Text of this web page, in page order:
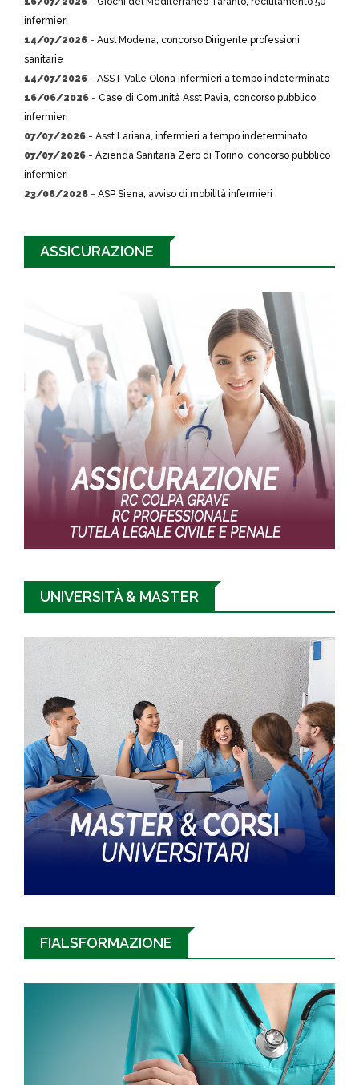
infermieri
14/07/2026 - Ausl Modena, concorso Dirigente professioni
sanitarie
14/07/2026 - ASST Valle Olona infermieri a tempo indeterminato
16/06/2026 - Case di Comunità Asst Pavia, concorso pubblico
infermieri
07/07/2026 - Asst Lariana, infermieri a tempo indeterminato
07/07/2026 - Azienda Sanitaria Zero di Torino, concorso pubblico
infermieri
23/06/2026 - ASP Siena, avviso di mobilità infermieri
ASSICURAZIONE
UNIVERSITÀ & MASTER
FIALSFORMAZIONE